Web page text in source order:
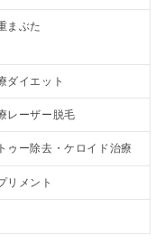
まぶた
ダイエット
レーザー脱毛
ゥー除去・ケロイド治療
リメント